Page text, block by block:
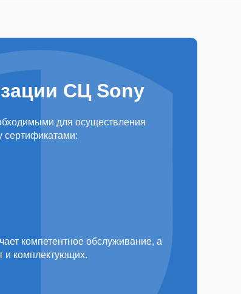
СЦ Sony
для осуществления
сертификатами:
компетентное обслуживание, а
и комплектующих.